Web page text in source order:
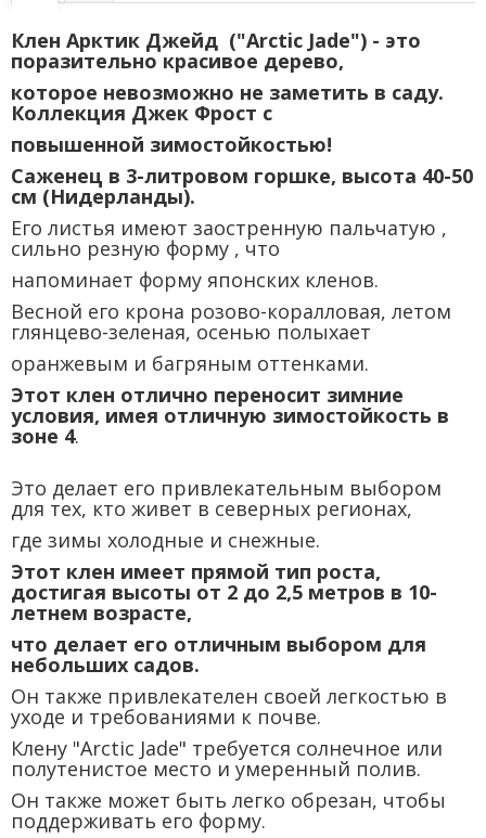
Клен Арктик Джейд ("Arctic Jade") - это
поразительно красивое дерево,
которое невозможно не заметить в саду.
Коллекция Джек Фрост с
повышенной зимостойкостью!
Саженец в 3-литровом горшке, высота 40-50
см (Нидерланды).
Его листья имеют заостренную пальчатую ,
сильно резную форму , что
напоминает форму японских кленов.
Весной его крона розово-коралловая, летом
глянцево-зеленая, осенью полыхает
оранжевым и багряным оттенками.
Этот клен отлично переносит зимние
условия, имея отличную зимостойкость в
зоне 4.
Это делает его привлекательным выбором
для тех, кто живет в северных регионах,
где зимы холодные и снежные.
Этот клен имеет прямой тип роста,
достигая высоты от 2 до 2,5 метров в 10-
летнем возрасте,
что делает его отличным выбором для
небольших садов.
Он также привлекателен своей легкостью в
уходе и требованиями к почве.
Клену "Arctic Jade" требуется солнечное или
полутенистое место и умеренный полив.
Он также может быть легко обрезан, чтобы
поддерживать его форму.